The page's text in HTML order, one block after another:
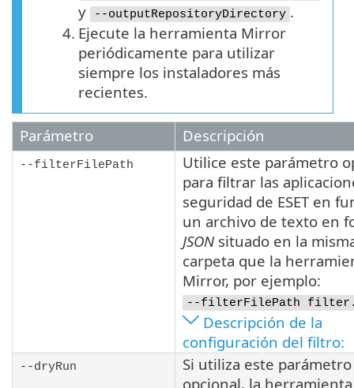
y --outputRepositoryDirectory .
4. Ejecute la herramienta Mirror
periódicamente para utilizar
siempre los instaladores más
recientes.
Parámetro Descripción
--filterFilePath
Utilice este parámetro
para filtrar las
seguridad de ESET en
un archivo de texto en
JSONsituado en la
carpeta que la
Mirror, por ejemplo:
--filterFilePath
Descripción de la
configuración del filtro:
--dryRun
Si utiliza este parámetro
opcional, la